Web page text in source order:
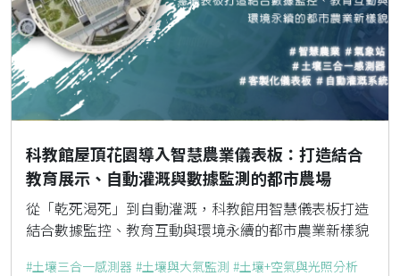
科教館屋頂花園導入智慧農業儀表板：打造結合
教育展示、自動灌溉與數據監測的都市農場
從「乾死渴死」到自動灌溉，科教館用智慧儀表板打造
結合數據監控、教育互動與環境永續的都市農業新樣貌
土壤三合一感測器 土壤與大氣監測 土壤+空氣與光照分析